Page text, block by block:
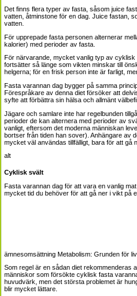
Det finns flera typer av fasta, såsom juice
vatten, åtminstone för en dag. Juice fastan,
vatten.
För upprepade fasta personen alternerar
kalorier) med perioder av fasta.
För närvarande, mycket vanlig typ av
fortsätter så länge som vikten minskar till
helgerna; för en frisk person inte är farligt,
Fasta varannan dag bygger på samma
Förespråkare av denna diet försöker att
syfte att förbättra sin hälsa och allmänt
Jägare och samlare inte har regelbunden
perioder de kan alternera med perioder av
vanligt, eftersom det moderna människan
bortser från tiden han sover). Anhängare av
mycket väl användas tillfälligt, bara för att gå
Cyklisk svält
Fasta varannan dag för att vara en vanlig
mycket tid du behöver för att gå ner i vikt på
ämnesomsättning Metabolism: Grunden för
Som regel är en sådan diet rekommenderas
människor som försökte cyklisk fasta
huvudvärk, men det största problemet är
blir mycket lättare.